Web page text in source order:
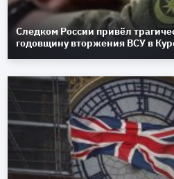
Следком России привёл
годовщину вторжения ВСУ в